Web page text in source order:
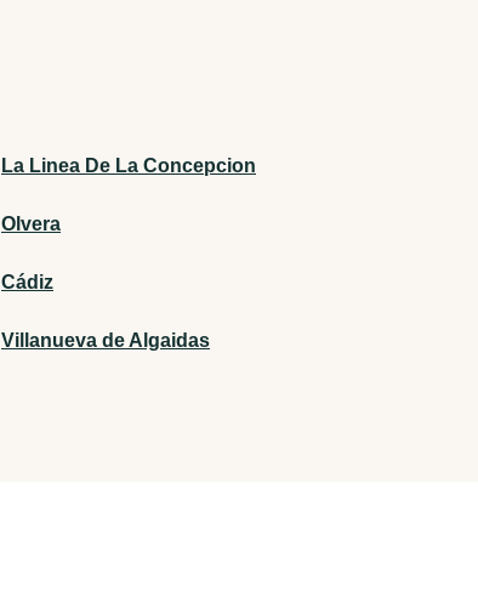
La Linea De La Concepcion
Olvera
Cádiz
Villanueva de Algaidas